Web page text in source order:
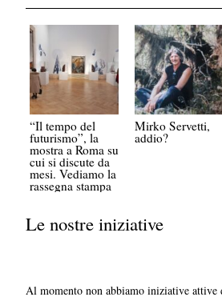
“Il tempo del
futurismo”, la
mostra a Roma su
cui si discute da
mesi. Vediamo la
rassegna stampa
Mirko Servetti,
addio?
Le nostre iniziative
Al momento non abbiamo iniziative attive